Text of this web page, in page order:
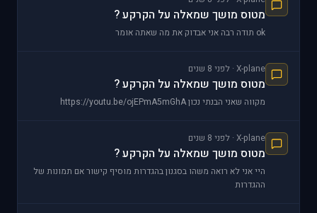
מטוס מושך שמאלה על הקרקע ?
ok תודה רבה אני אבדוק את מה שאתה אומר
X-plane · לפני 8 שנים
מטוס מושך שמאלה על הקרקע ?
מקווה שאני הבנתי נכון https://youtu.be/ojEPmA5mGhA
X-plane · לפני 8 שנים
מטוס מושך שמאלה על הקרקע ?
היי אני לא רואה משהו בסגנון בהגדרות מוסיף קישור אם תמונות של
ההגדרות